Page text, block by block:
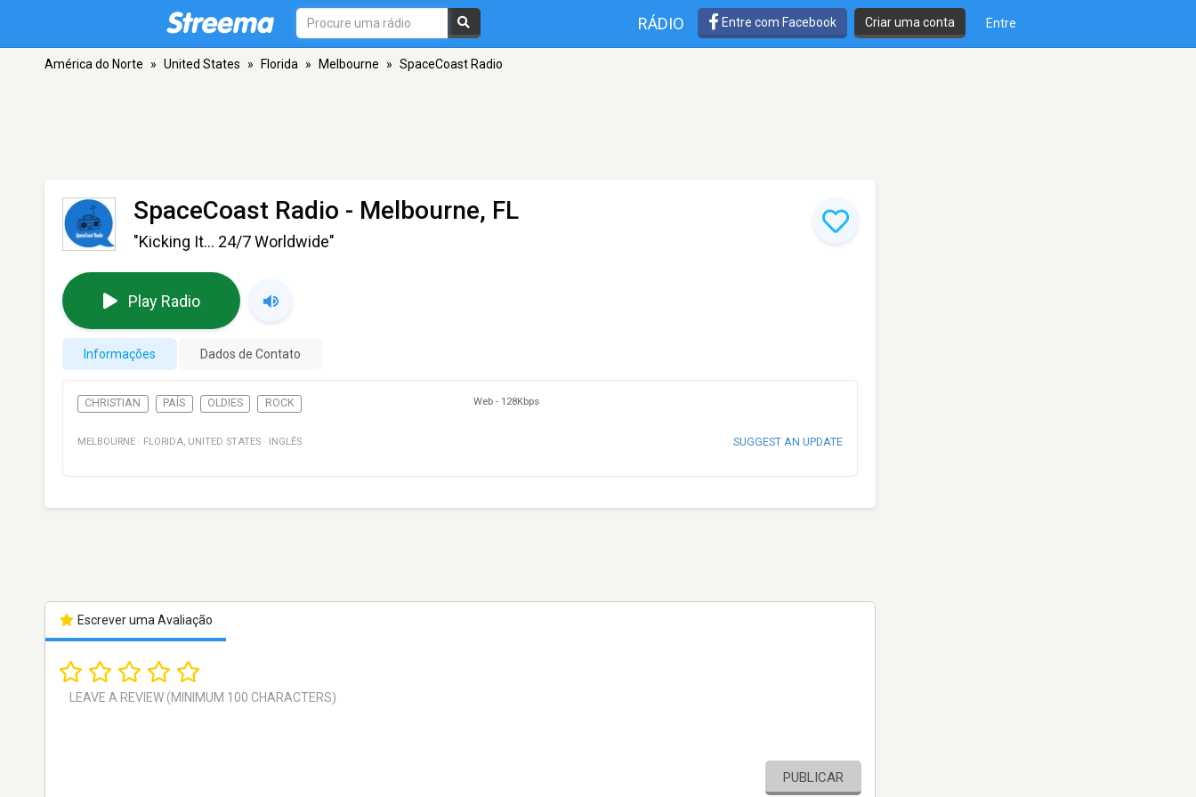
RÁDIO Entre com Facebook Criar uma conta Entre
América do Norte » United States » Florida » Melbourne » SpaceCoast Radio
SpaceCoast Radio - Melbourne, FL
"Kicking It… 24/7 Worldwide"
Play Radio
Informações Dados de Contato
CHRISTIAN PAÍS OLDIES ROCK Web - 128Kbps
MELBOURNE · FLORIDA, UNITED STATES · INGLÊS SUGGEST AN UPDATE
Escrever uma Avaliação
PUBLICAR